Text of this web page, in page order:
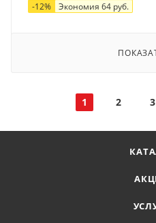
-12% Экономия 64 руб.
1 2 3